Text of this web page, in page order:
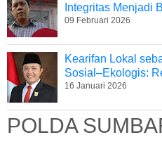
Integritas Menjadi
09 Februari 2026
Kearifan Lokal
Sosial–Ekologis:
16 Januari 2026
POLDA